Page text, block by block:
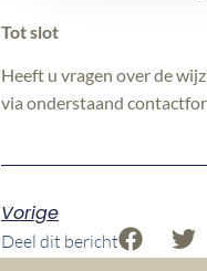
Tot slot
Heeft u vragen over de
via onderstaand
Vorige
Deel dit bericht